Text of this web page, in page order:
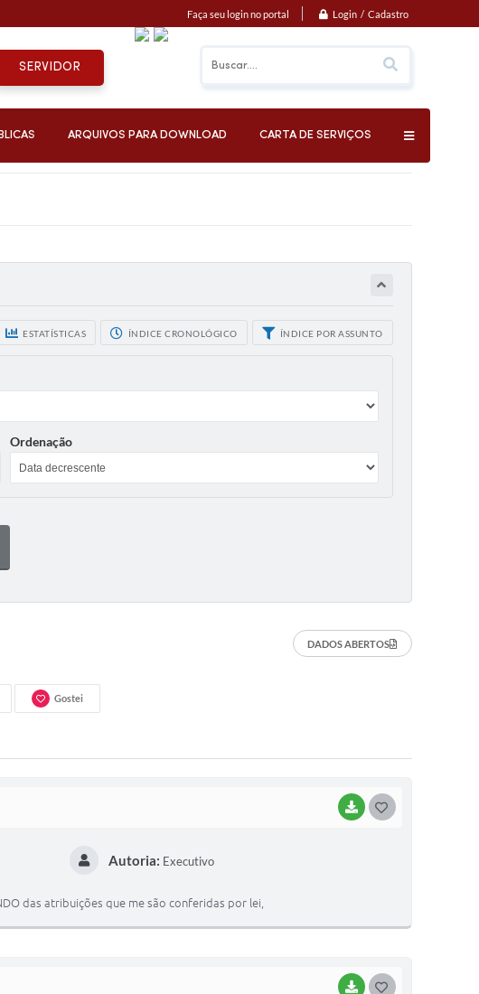
Faça seu login no portal Login / Cadastro
SERVIDOR
ARQUIVOS PARA DOWNLOAD CARTA DE SERVIÇOS
ESTATÍSTICAS ÍNDICE CRONOLÓGICO ÍNDICE POR ASSUNTO
Ordenação
DADOS ABERTOS
Gostei
BAIXARG
Autoria: Executivo
das atribuições que me são conferidas por lei,
BAIXARG